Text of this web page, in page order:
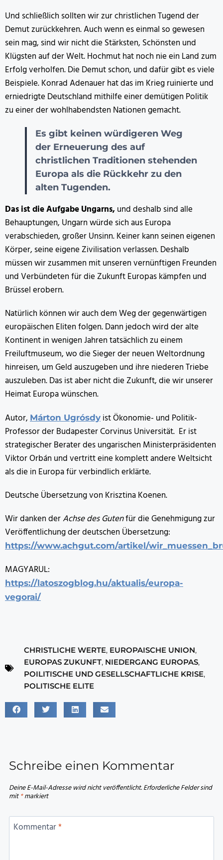
Und schließlich sollten wir zur christlichen Tugend der
Demut zurückkehren. Auch wenn es einmal so gewesen
sein mag, sind wir nicht die Stärksten, Schönsten und
Klügsten auf der Welt. Hochmut hat noch nie ein Land zum
Erfolg verholfen. Die Demut schon, und dafür gibt es viele
Beispiele. Konrad Adenauer hat das im Krieg ruinierte und
erniedrigte Deutschland mithilfe einer demütigen Politik
zu einer der wohlhabendsten Nationen gemacht.
Es gibt keinen würdigeren Weg
der Erneuerung des auf
christlichen Traditionen stehenden
Europa als die Rückkehr zu den
alten Tugenden.
Das ist die Aufgabe Ungarns,und deshalb sind alle
Behauptungen, Ungarn würde sich aus Europa
verabschieden, großer Unsinn. Keiner kann seinen eigenen
Körper, seine eigene Zivilisation verlassen. Deshalb
müssen wir zusammen mit unseren vernünftigen Freunden
und Verbündeten für die Zukunft Europas kämpfen und
Brüssel erobern.
Natürlich können wir auch dem Weg der gegenwärtigen
europäischen Eliten folgen. Dann jedoch wird der alte
Kontinent in wenigen Jahren tatsächlich zu einem
Freiluftmuseum, wo die Sieger der neuen Weltordnung
hinreisen, um Geld auszugeben und ihre niederen Triebe
auszuleben. Das ist aber nicht die Zukunft, die wir unserer
Heimat Europa wünschen.
Autor, Márton Ugrósdy ist Ökonomie- und Politik-
Professor der Budapester Corvinus Universität. Er ist
strategischer Berater des ungarischen Ministerpräsidenten
Viktor Orbán und vertritt eine komplett andere Weltsicht
als die in Europa für verbindlich erklärte.
Deutsche Übersetzung von Krisztina Koenen.
Wir danken derAchse des Gutenfür die Genehmigung zur
Veröffentlichung der deutschen Übersetzung:
https://www.achgut.com/artikel/
MAGYARUL:
https://latoszogblog.hu/aktualis/europa-
vegorai/
CHRISTLICHE WERTE, EUROPAISCHE UNION,
EUROPAS ZUKUNFT, NIEDERGANG EUROPAS,
POILITISCHE UND GESELLSCHAFTLICHE KRISE,
POLITISCHE ELITE
Schreibe einen Kommentar
Deine E-Mail-Adresse wird nicht veröffentlicht.Erforderliche Felder sind
mit*markiert
Kommentar*